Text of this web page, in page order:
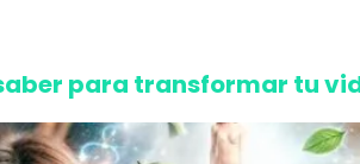
para transformar tu